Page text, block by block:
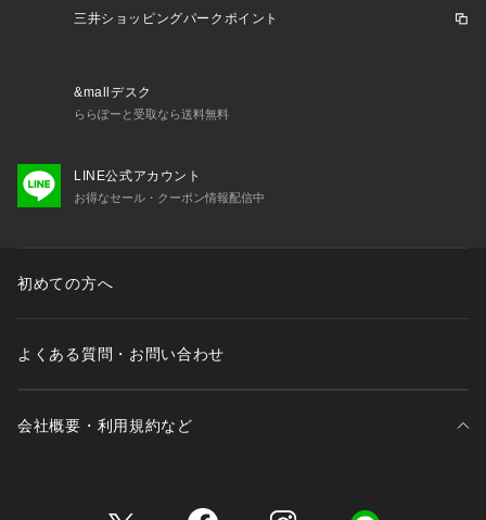
Sサイズ: 154-158cm
の上お買い求めください。
※該当の無いサイズも記載しておりますので、展開サイズをご
■取扱方法
裏返してネットに入れてください。形をととのえてから干して
※サンプルにて撮影、採寸を行う為、実際にお届けする商品と
了承下さい。
※光の当たり具合や撮影環境により色味が異なる場合がござい
◆お気に入り登録でアイテム情報をゲット◆
いち早く特典情報をゲットして、お買い物をよりお楽しみくだ
三井ショッピングパークポイント
&mallデスク
ららぽーと受取なら送料無料
LINE公式アカウント
お得なセール・クーポン情報配信中
初めての方へ
よくある質問・お問い合わせ
会社概要・利用規約など